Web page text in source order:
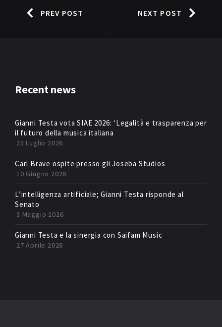
PREV POST NEXT POST
Recent news
Gianni Testa vota SIAE 2026: ‘Legalità e trasparenza per
il futuro della musica italiana
25 Luglio 2026
Carl Brave ospite presso gli Joseba Studios
10 Giugno 2026
L’intelligenza artificiale; Gianni Testa risponde al
Senato
3 Maggio 2026
Gianni Testa e la sinergia con Saifam Music
27 Aprile 2026